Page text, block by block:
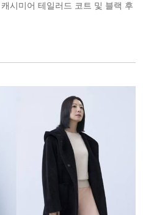
시미어 테일러드 코트 및 블랙 후